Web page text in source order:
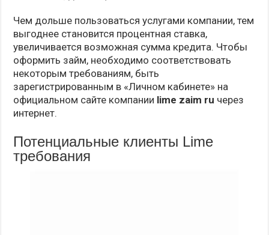
Чем дольше пользоваться услугами компании, тем
выгоднее становится процентная ставка,
увеличивается возможная сумма кредита. Чтобы
оформить займ, необходимо соответствовать
некоторым требованиям, быть
зарегистрированным в «Личном кабинете» на
официальном сайте компании lime zaim ru через
интернет.
Потенциальные клиенты Lime
требования